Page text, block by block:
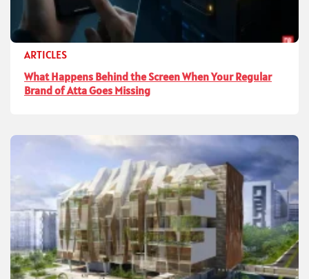
ARTICLES
What Happens Behind the Screen When Your Regular
Brand of Atta Goes Missing